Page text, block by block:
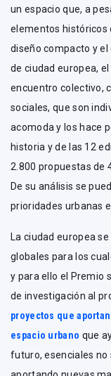
un espacio que, a
elementos históricos
diseño compacto y
de ciudad europea,
encuentro colectivo,
sociales, que son
acomoda y los hace
historia y de las 12
2.800 propuestas de
De su análisis se
prioridades urbanas
La ciudad europea
globales para los
y para ello el Premio
de investigación al
proyectos que
espacio urbano que
futuro, esenciales no